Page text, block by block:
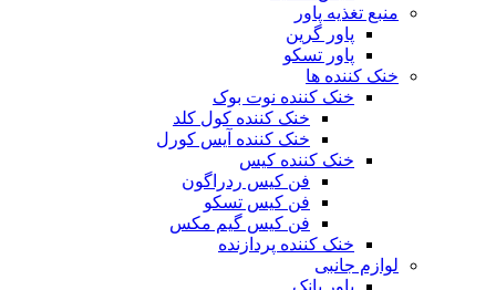
منبع تغذیه‌ پاور
پاور گرین
پاور تسکو
خنک کننده ها
خنک کننده نوت بوک
خنک کننده کول کلد
خنک کننده آیس کورل
خنک کننده کیس
فن کیس ردراگون
فن کیس تسکو
فن کیس گیم مکس
خنک کننده پردازنده
لوازم جانبی
پاور بانک